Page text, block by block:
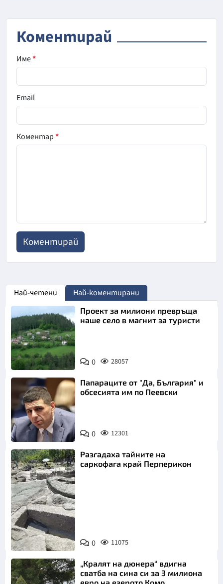
Коментирай
Име*
Email
Коментар*
Най-четени Най-коментирани
Проект за милиони превръща
наше село в магнит за туристи
0 28057
Папараците от "Да, България" и
обсесията им по Пеевски
0 12301
Снимка:
Bulgaria ON
AIR
Разгадаха тайните на
саркофага край Перперикон
0 11075
„Кралят на дюнера“ вдигна
сватба на сина си за 3 милиона
евро на езерото Комо